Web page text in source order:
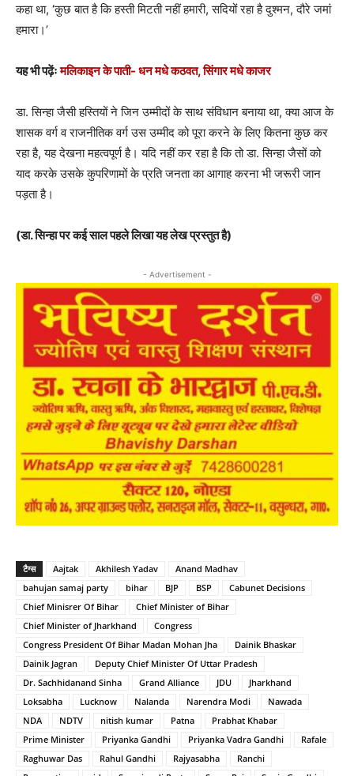
कहा था, ‘कुछ बात है कि हस्ती मिटती नहीं हमारी, सदियों रहा है दुश्मन, दौरे जमां
हमारा।’
यह भी पढ़ेंःमलिकाइन के पाती- धन मधे कठवत, सिंगार मधे काजर
डा. सिन्हा जैसी हस्तियों ने जिन उम्मीदों के साथ संविधान बनाया था, क्या आज के
शासक वर्ग व राजनीतिक वर्ग उस उम्मीद को पूरा करने के लिए कितना कुछ कर
रहा है, यह देखना महत्वपूर्ण है। यदि नहीं कर रहा है कि तो डा. सिन्हा जैसों को
याद करके उसके कुपरिणामों के प्रति जनता का आगाह करना भी जरूरी जान
पड़ता है।
(डा. सिन्हा पर कई साल पहले लिखा यह लेख प्रस्तुत है)
- Advertisement -
टैग्स Aajtak Akhilesh Yadav
Anand Madhav
bahujan samaj party
bihar BJP BSP
Cabunet Decisions
Chief Minisrer Of Bihar
Chief Minister of Bihar
Chief Minister of Jharkhand
Congress
Congress President Of Bihar Madan Mohan Jha
Dainik Bhaskar
Dainik Jagran
Deputy Chief Minister Of Uttar Pradesh
Dr. Sachhidanand Sinha
Grand Alliance JDU
Jharkhand
Loksabha
Lucknow Nalanda Narendra Modi
Nawada
NDA
NDTV nitish kumar Patna
Prabhat Khabar
Prime Minister
Priyanka Gandhi Priyanka Vadra Gandhi
Rafale
Raghuwar Das
Rahul Gandhi Rajyasabha
Ranchi